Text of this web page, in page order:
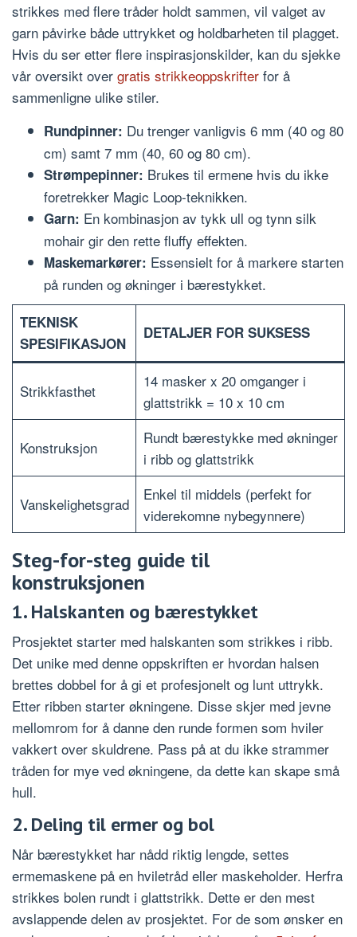
strikkes med flere tråder holdt sammen, vil valget av
garn påvirke både uttrykket og holdbarheten til plagget.
Hvis du ser etter flere inspirasjonskilder, kan du sjekke
vår oversikt over gratis strikkeoppskrifter for å
sammenligne ulike stiler.
Rundpinner: Du trenger vanligvis 6 mm (40 og 80
cm) samt 7 mm (40, 60 og 80 cm).
Strømpepinner: Brukes til ermene hvis du ikke
foretrekker Magic Loop-teknikken.
Garn: En kombinasjon av tykk ull og tynn silk
mohair gir den rette fluffy effekten.
Maskemarkører: Essensielt for å markere starten
på runden og økninger i bærestykket.
TEKNISK
SPESIFIKASJON
DETALJER FOR SUKSESS
Strikkfasthet
14 masker x 20 omganger i
glattstrikk = 10 x 10 cm
Konstruksjon
Rundt bærestykke med økninger
i ribb og glattstrikk
Vanskelighetsgrad
Enkel til middels (perfekt for
viderekomne nybegynnere)
Steg-for-steg guide til
konstruksjonen
1. Halskanten og bærestykket
Prosjektet starter med halskanten som strikkes i ribb.
Det unike med denne oppskriften er hvordan halsen
brettes dobbel for å gi et profesjonelt og lunt uttrykk.
Etter ribben starter økningene. Disse skjer med jevne
mellomrom for å danne den runde formen som hviler
vakkert over skuldrene. Pass på at du ikke strammer
tråden for mye ved økningene, da dette kan skape små
hull.
2. Deling til ermer og bol
Når bærestykket har nådd riktig lengde, settes
ermemaskene på en hviletråd eller maskeholder. Herfra
strikkes bolen rundt i glattstrikk. Dette er den mest
avslappende delen av prosjektet. For de som ønsker en